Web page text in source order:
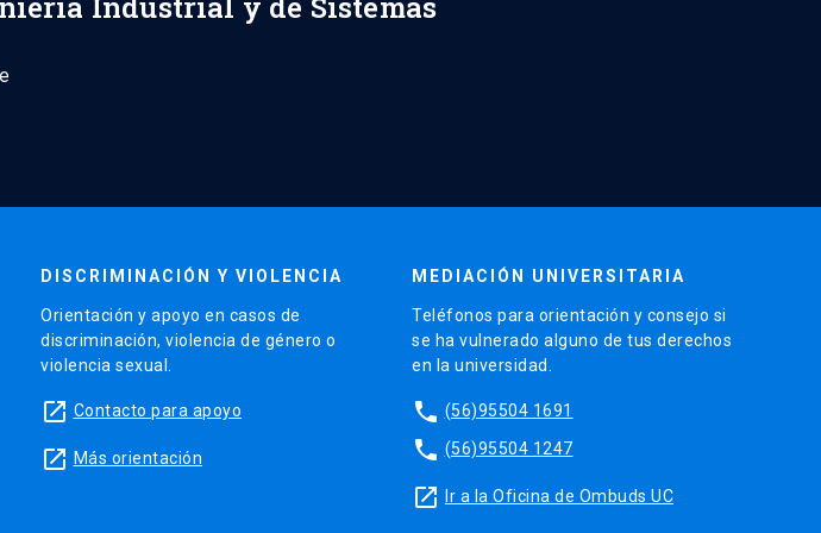
DISCRIMINACIÓN Y VIOLENCIA
Orientación y apoyo en casos de
discriminación, violencia de género o
violencia sexual.
launch Contacto para apoyo
launch Más orientación
MEDIACIÓN UNIVERSITARIA
Teléfonos para orientación y consejo si
se ha vulnerado alguno de tus derechos
en la universidad.
phone (56)95504 1691
phone (56)95504 1247
launch Ir a la Oficina de Ombuds UC